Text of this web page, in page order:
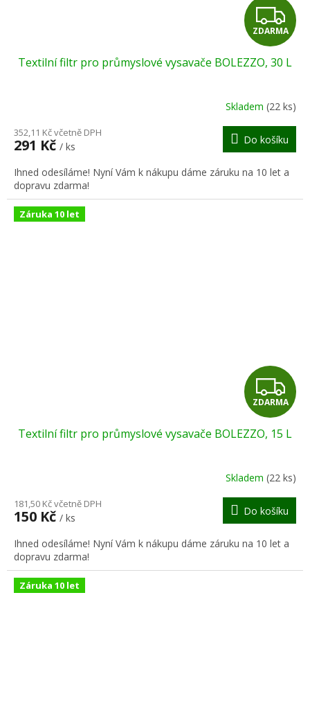
Z
D
A
R
M
A
ZDARMA
Textilní filtr pro průmyslové vysavače BOLEZZO, 30 L
Skladem (22 ks)
352,11 Kč včetně DPH
291 Kč / ks
Do košíku
Ihned odesíláme! Nyní Vám k nákupu dáme záruku na 10 let a
dopravu zdarma!
Záruka 10 let
Z
D
A
R
M
A
ZDARMA
Textilní filtr pro průmyslové vysavače BOLEZZO, 15 L
Skladem (22 ks)
181,50 Kč včetně DPH
150 Kč / ks
Do košíku
Ihned odesíláme! Nyní Vám k nákupu dáme záruku na 10 let a
dopravu zdarma!
Záruka 10 let